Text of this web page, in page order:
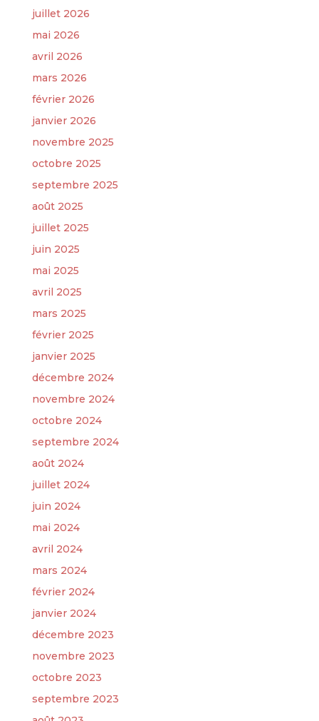
juillet 2026
mai 2026
avril 2026
mars 2026
février 2026
janvier 2026
novembre 2025
octobre 2025
septembre 2025
août 2025
juillet 2025
juin 2025
mai 2025
avril 2025
mars 2025
février 2025
janvier 2025
décembre 2024
novembre 2024
octobre 2024
septembre 2024
août 2024
juillet 2024
juin 2024
mai 2024
avril 2024
mars 2024
février 2024
janvier 2024
décembre 2023
novembre 2023
octobre 2023
septembre 2023